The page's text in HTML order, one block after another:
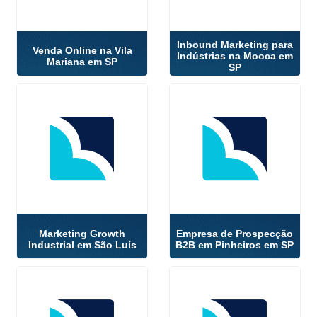
Venda Online na Vila
Mariana em SP
Inbound Marketing para
Indústrias na Mooca em
SP
Marketing Growth
Industrial em São Luís
Empresa de Prospecção
B2B em Pinheiros em SP